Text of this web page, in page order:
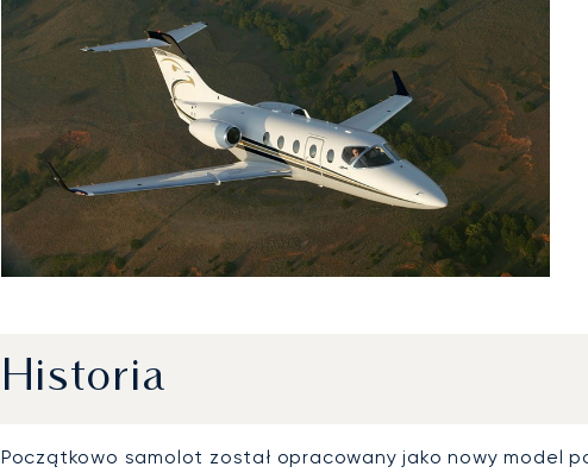
Historia
Początkowo samolot został opracowany jako nowy model